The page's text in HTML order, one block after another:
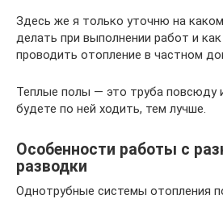
Здесь же я только уточню на
делать при выполнении работ и
проводить отопление в частном
Теплые полы — это труба повсюду
будете по ней ходить, тем лучше.
Особенности работы с
разводки
Однотрубные системы отопления